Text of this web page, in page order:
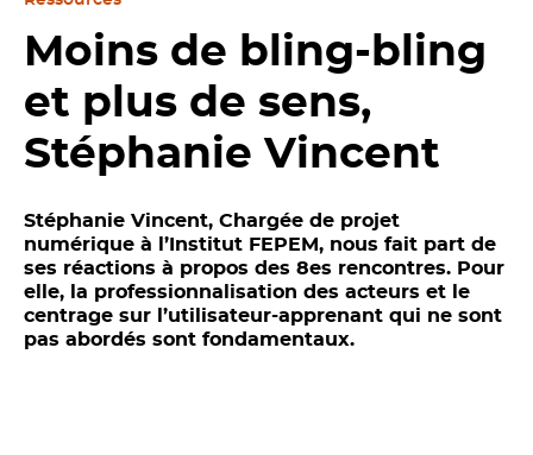
Moins de bling-bling
et plus de sens,
Stéphanie Vincent
Stéphanie Vincent, Chargée de projet
numérique à l’Institut FEPEM, nous fait part de
ses réactions à propos des 8es rencontres. Pour
elle, la professionnalisation des acteurs et le
centrage sur l’utilisateur-apprenant qui ne sont
pas abordés sont fondamentaux.